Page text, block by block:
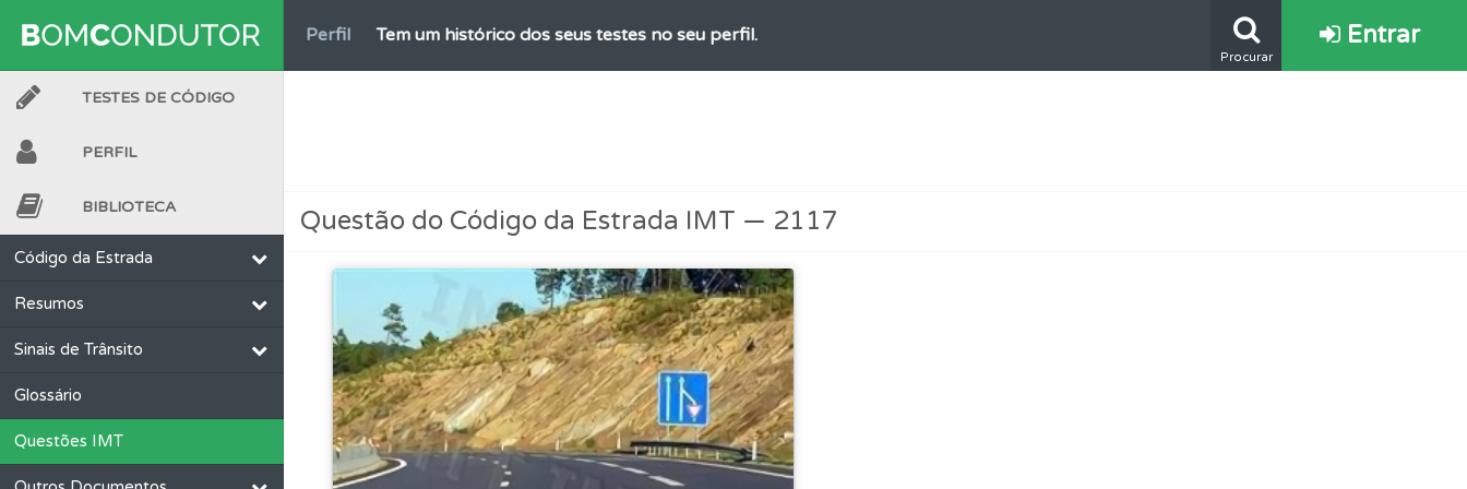
Perfil Tem um histórico dos seus testes no seu perfil.
Biblioteca Consulte o código da estrada na nossa biblioteca.
Perfil Consulte as suas estatísticas no seu perfil.
Perfil O Índice Bom Condutor dá-lhe uma ideia da sua preparação para o exame.
Procurar
Entrar
TESTES DE CÓDIGO
PERFIL
BIBLIOTECA
Código da Estrada
Resumos
Sinais de Trânsito
Glossário
Questões IMT
Questão do Código da Estrada IMT — 2117